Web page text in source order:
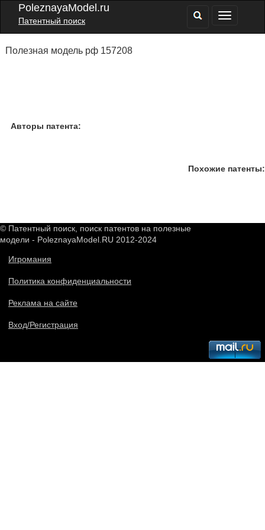
PoleznayaModel.ru
Патентный поиск
Полезная модель рф 157208
Авторы патента:
Похожие патенты:
© Патентный поиск, поиск патентов на полезные
модели - PoleznayaModel.RU 2012-2024
Игромания
Политика конфиденциальности
Реклама на сайте
Вход/Регистрация